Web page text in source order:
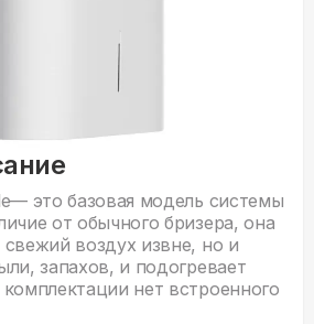
это базовая модель системы
от обычного бризера, она
свежий воздух извне, но и
запахов, и подогревает
нет встроенного